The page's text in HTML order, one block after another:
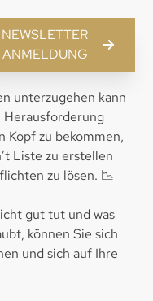
NEWSLETTER
ANMELDUNG
unterzugehen kann
Kopf zu bekommen,
Liste zu erstellen
zu lösen. 📉
gut tut und was
können Sie sich
und sich auf Ihre